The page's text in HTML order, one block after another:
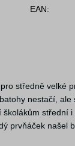
EAN:
středně velké
nestačí,
střední
prvňáček našel